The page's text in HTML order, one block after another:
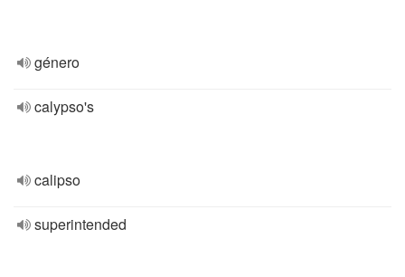
género
calypso's
calipso
superintended